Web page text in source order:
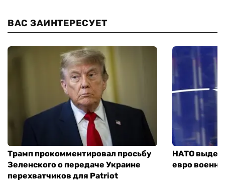
ВАС ЗАИНТЕРЕСУЕТ
Трамп прокомментировал просьбу
Зеленского о передаче Украине
перехватчиков для Patriot
НАТО
евро